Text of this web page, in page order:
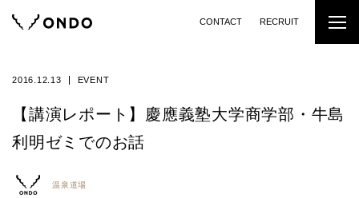
CONTACT RECRUIT
2016.12.13 EVENT
【講演レポート】慶應義塾大学商学部・牛島
利明ゼミでのお話
温泉道場